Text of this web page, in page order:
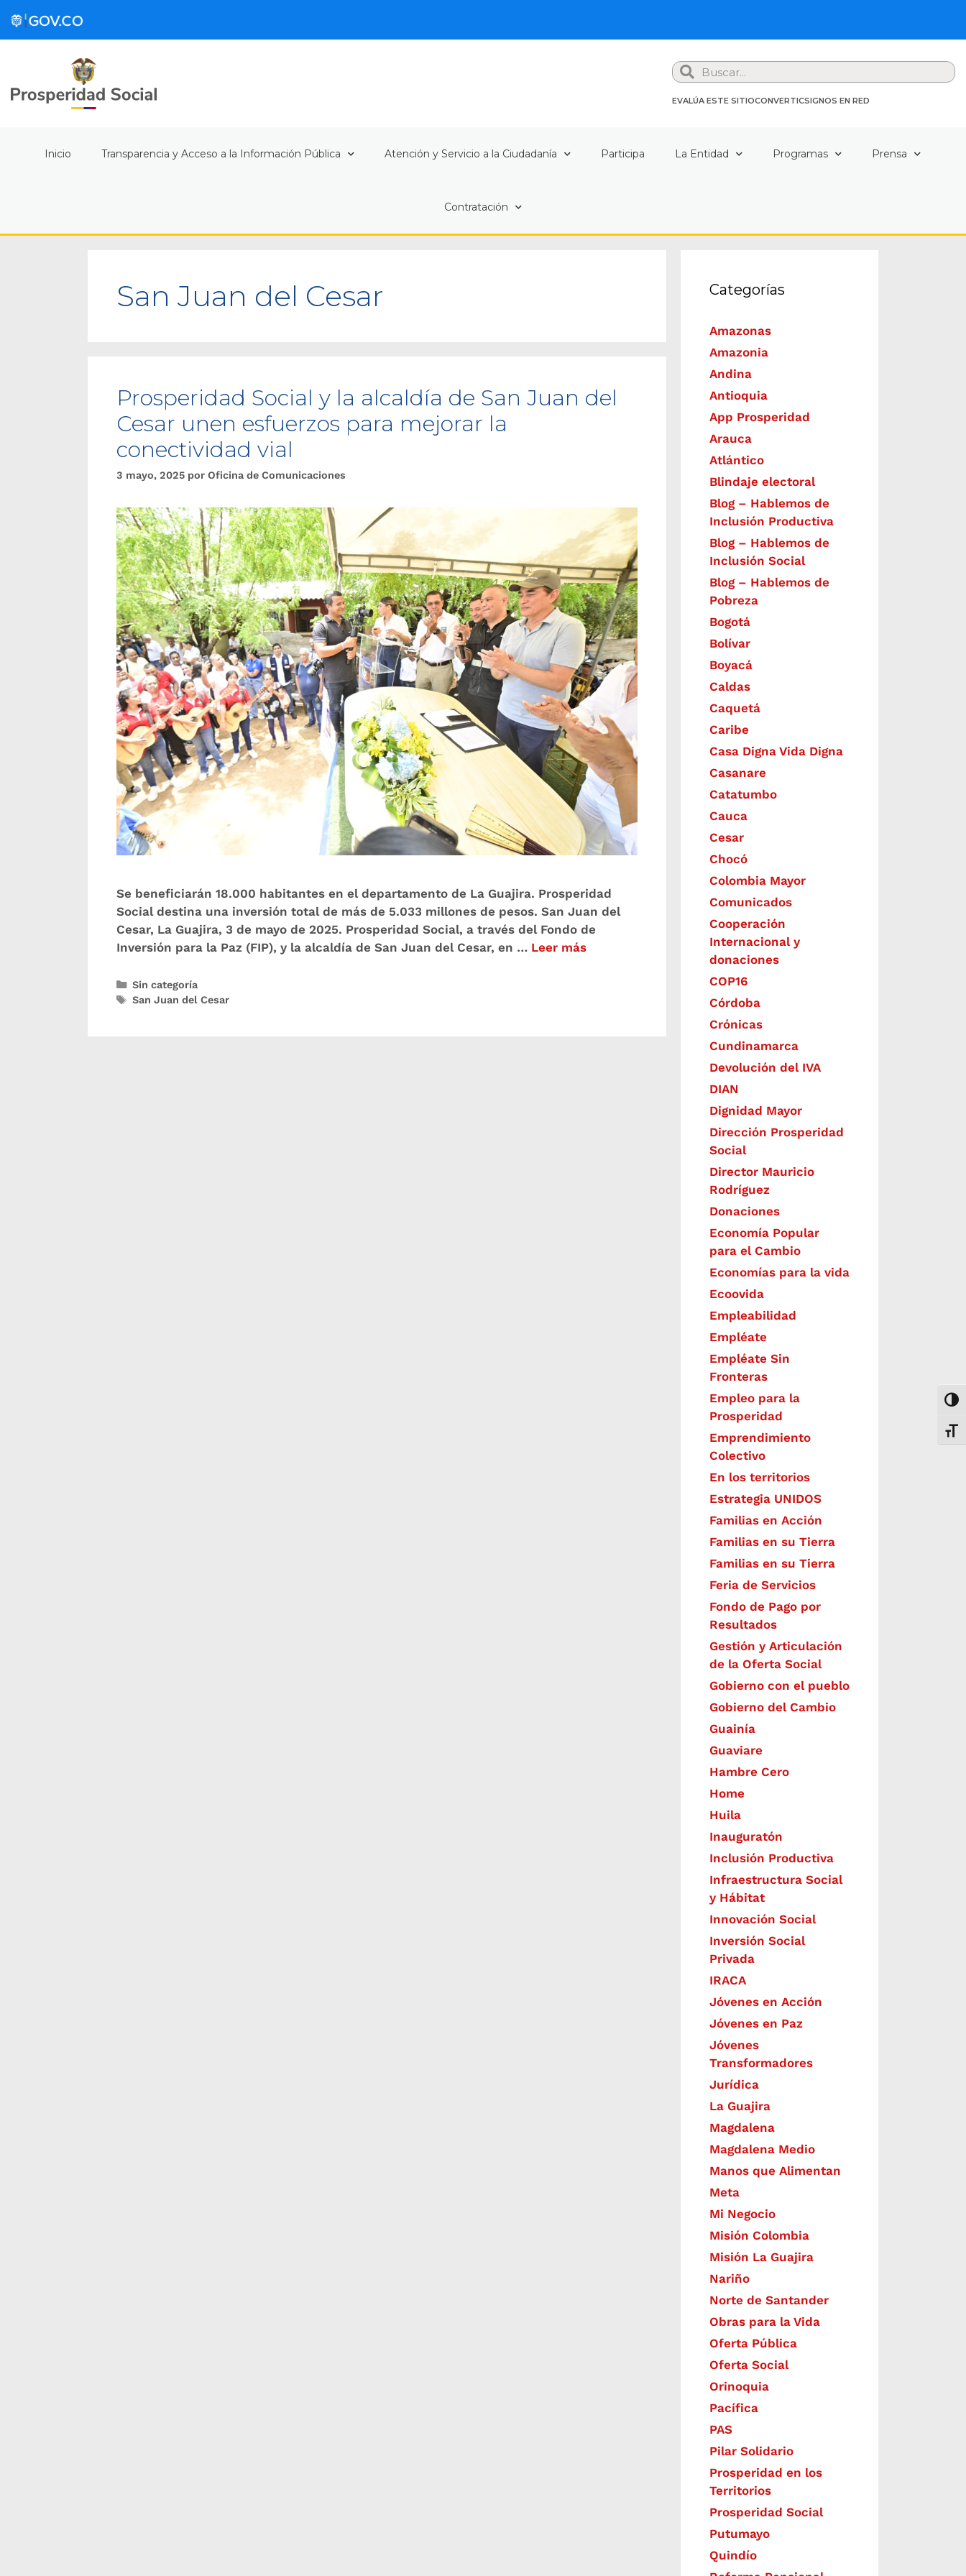
Search
EVALÚA ESTE SITIOCONVERTICSIGNOS EN RED
Inicio Transparencia y Acceso a la Información Pública Atención y Servicio a la Ciudadanía Participa La Entidad Programas Prensa
Contratación
San Juan del Cesar
Prosperidad Social y la alcaldía de San Juan del
Cesar unen esfuerzos para mejorar la
conectividad vial
3 mayo, 2025 por Oficina de Comunicaciones
Se beneficiarán 18.000 habitantes en el departamento de La Guajira. Prosperidad
Social destina una inversión total de más de 5.033 millones de pesos. San Juan del
Cesar, La Guajira, 3 de mayo de 2025. Prosperidad Social, a través del Fondo de
Inversión para la Paz (FIP), y la alcaldía de San Juan del Cesar, en … Leer más
Sin categoría
San Juan del Cesar
Categorías
Amazonas
Amazonia
Andina
Antioquia
App Prosperidad
Arauca
Atlántico
Blindaje electoral
Blog – Hablemos de
Inclusión Productiva
Blog – Hablemos de
Inclusión Social
Blog – Hablemos de
Pobreza
Bogotá
Bolívar
Boyacá
Caldas
Caquetá
Caribe
Casa Digna Vida Digna
Casanare
Catatumbo
Cauca
Cesar
Chocó
Colombia Mayor
Comunicados
Cooperación
Internacional y
donaciones
COP16
Córdoba
Crónicas
Cundinamarca
Devolución del IVA
DIAN
Dignidad Mayor
Dirección Prosperidad
Social
Director Mauricio
Rodríguez
Donaciones
Economía Popular
para el Cambio
Economías para la vida
Ecoovida
Empleabilidad
Empléate
Empléate Sin
Fronteras
Empleo para la
Prosperidad
Emprendimiento
Colectivo
En los territorios
Estrategia UNIDOS
Familias en Acción
Familias en su Tierra
Familias en su Tierra
Feria de Servicios
Fondo de Pago por
Resultados
Gestión y Articulación
de la Oferta Social
Gobierno con el pueblo
Gobierno del Cambio
Guainía
Guaviare
Hambre Cero
Home
Huila
Inauguratón
Inclusión Productiva
Infraestructura Social
y Hábitat
​Innovación Social
Inversión Social
Privada
IRACA
Jóvenes en Acción
Jóvenes en Paz
Jóvenes
Transformadores
Jurídica
La Guajira
Magdalena
Magdalena Medio
Manos que Alimentan
Meta
Mi Negocio
Misión Colombia
Misión La Guajira
Nariño
Norte de Santander
Obras para la Vida
Oferta Pública
Oferta Social​​
Orinoquia
Pacífica
PAS
Pilar Solidario
Prosperidad en los
Territorios
Prosperidad Social
Putumayo
Quindío